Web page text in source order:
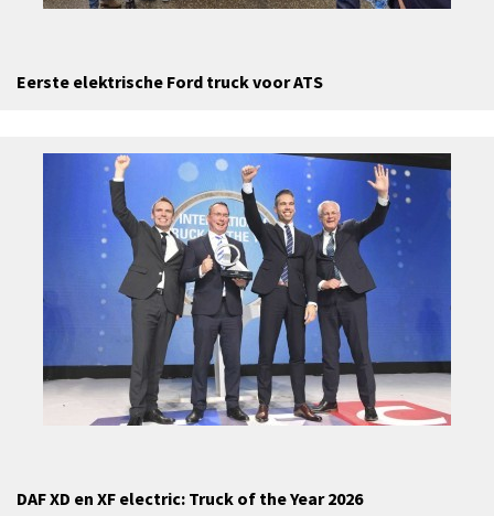
Eerste elektrische Ford truck voor ATS
DAF XD en XF electric: Truck of the Year 2026